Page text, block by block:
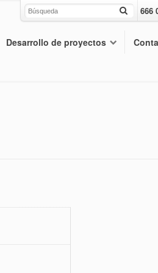
666
Desarrollo de proyectos